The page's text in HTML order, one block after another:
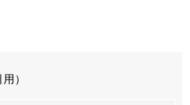
）